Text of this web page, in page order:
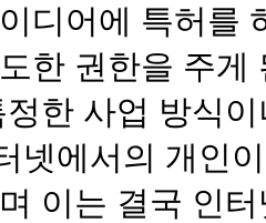
디어에 특허를
한 권한을 주게
한 사업 방식
넷에서의 개인
이는 결국 인